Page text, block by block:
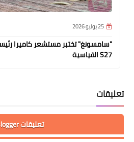
25 يوليو 2026
S27 القياسية
تعليقات
تعليقات Blogger